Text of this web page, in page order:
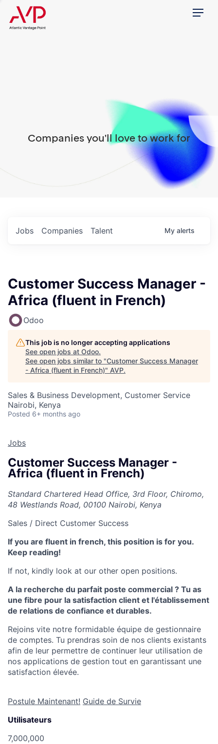
Menu
Companies you'll love to work for
Jobs Companies Talent My alerts
Customer Success Manager -
Africa (fluent in French)
Odoo
This job is no longer accepting applications
See open jobs at Odoo.
See open jobs similar to "Customer Success Manager
- Africa (fluent in French)" AVP.
Sales & Business Development, Customer Service
Nairobi, Kenya
Posted 6+ months ago
Jobs
Customer Success Manager -
Africa (fluent in French)
Standard Chartered Head Office, 3rd Floor, Chiromo,
48 Westlands Road, 00100 Nairobi, Kenya
Sales / Direct Customer Success
If you are fluent in french, this position is for you.
Keep reading!
If not, kindly look at our other open positions.
A la recherche du parfait poste commercial ? Tu as
une fibre pour la satisfaction client et l'établissement
de relations de confiance et durables.
Rejoins vite notre formidable équipe de gestionnaire
de comptes. Tu prendras soin de nos clients existants
afin de leur permettre de continuer leur utilisation de
nos applications de gestion tout en garantissant une
satisfaction élevée.
Postule Maintenant! Guide de Survie
Utilisateurs
7,000,000